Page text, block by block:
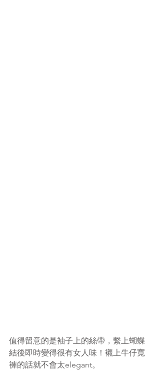
值得留意的是袖子上的絲帶，繫上蝴蝶
結後即時變得很有女人味！襯上牛仔寬
褲的話就不會太elegant。